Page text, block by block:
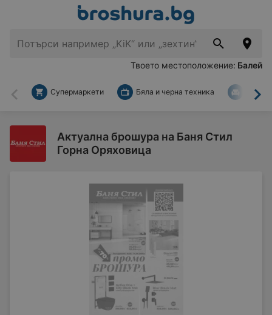
Твоето местоположение: Балей
Назад
Супермаркети Бяла и черна техника За
Актуална брошура на Баня Стил
Горна Оряховица